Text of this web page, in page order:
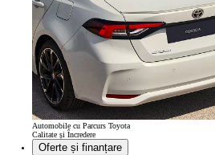
Automobile cu Parcurs Toyota
Calitate și Încredere
Oferte și finanțare